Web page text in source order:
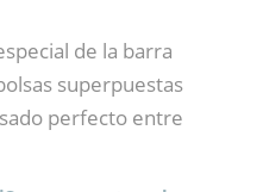
de la barra
superpuestas
perfecto entre